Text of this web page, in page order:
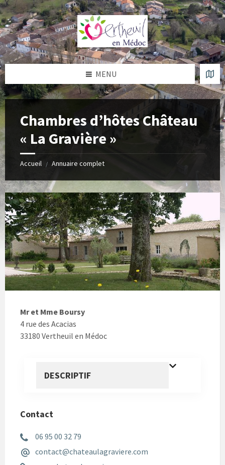
Skip
to
content
Skip
to
left
sidebar
Skip
to
footer
MENU
Chambres d’hôtes Château
« La Gravière »
Accueil / Annuaire complet
Mr et Mme Boursy
4 rue des Acacias
33180 Vertheuil en Médoc
DESCRIPTIF
Contact
06 95 00 32 79
contact@chateaulagraviere.com